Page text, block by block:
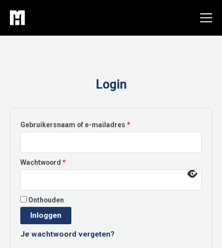
naar
de
Login
Gebruikersnaam of e-mailadres *Vereist
Wachtwoord *Vereist
Onthouden
Inloggen
Je wachtwoord vergeten?